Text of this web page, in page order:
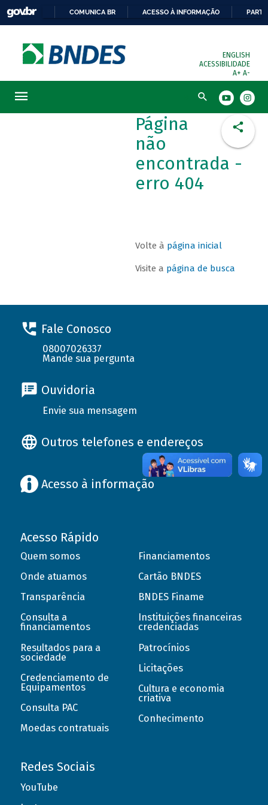
COMUNICA BR ACESSO À INFORMAÇÃO
ENGLISH
ACESSIBILIDADE
A+ A-
Busca
Página
não
encontrada -
erro 404
Volte à página inicial
Visite a página de busca
Fale Conosco
08007026337
Mande sua pergunta
Ouvidoria
Envie sua mensagem
Outros telefones e endereços
Acesso à informação
Acesso Rápido
Quem somos
Onde atuamos
Transparência
Consulta a
financiamentos
Resultados para a
sociedade
Credenciamento de
Equipamentos
Consulta PAC
Moedas contratuais
Financiamentos
Cartão BNDES
BNDES Finame
Instituições financeiras
credenciadas
Patrocínios
Licitações
Cultura e economia
criativa
Conhecimento
Redes Sociais
YouTube